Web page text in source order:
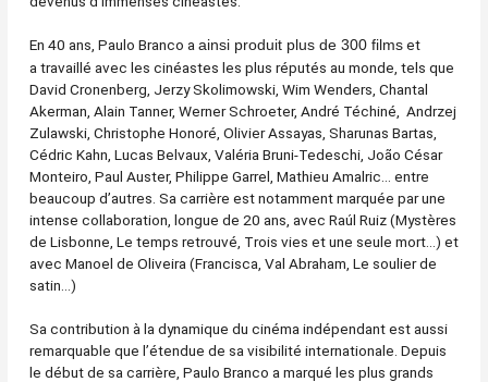
En 40 ans, Paulo Branco a ainsi produit plus de 300 films et
a travaillé avec les cinéastes les plus réputés au monde, tels que
David Cronenberg, Jerzy Skolimowski, Wim Wenders, Chantal
Akerman, Alain Tanner, Werner Schroeter, André Téchiné, Andrzej
Zulawski, Christophe Honoré, Olivier Assayas, Sharunas Bartas,
Cédric Kahn, Lucas Belvaux, Valéria Bruni-Tedeschi, João César
Monteiro, Paul Auster, Philippe Garrel, Mathieu Amalric… entre
beaucoup d’autres. Sa carrière est notamment marquée par une
intense collaboration, longue de 20 ans, avec Raúl Ruiz (Mystères
de Lisbonne, Le temps retrouvé, Trois vies et une seule mort…) et
avec Manoel de Oliveira (Francisca, Val Abraham, Le soulier de
satin…)
Sa contribution à la dynamique du cinéma indépendant est aussi
remarquable que l’étendue de sa visibilité internationale. Depuis
le début de sa carrière, Paulo Branco a marqué les plus grands